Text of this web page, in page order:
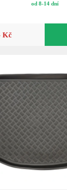
od 8-14 dní
Kč